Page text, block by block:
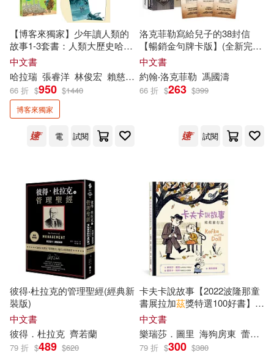
錢基博(23)
（美）馬克·布朗(23)
H.P.洛夫克拉夫特(22)
世一編輯部(22)
國立臺灣博物館學刊編輯委員(22)
幼福編輯部(22) 梁劍麗(22)
浦沢直樹(22) 編輯部(22)
藤田和日郎(22)
（法）巴爾扎克(22)
二十一世紀出版社(182)
親子天下(180)
未來出版社(179)
環球 Blue Note(179)
harmonia mundi(177)
延邊大學出版社(176)
接力出版社(176)
ベルハウス(173)
【博客來獨家】少年讀人類的
故事1-3套書：人類大歷史哈拉
瑞給少年的力作，贈時空旅人
資料夾(培養思辨、國際觀、
SDGs意識)
中文書
哈拉瑞 張睿洋 林俊宏 賴慈芸 理察．札普拉那．路易
66 折 $950 $1440
博客來獨家
電 試閱
洛克菲勒寫給兒子的38封信
【暢銷金句牌卡版】(全新完整
譯本)隨書附贈52張「金句能量
卡」
中文書
約翰‧洛克菲勒 馮國濤
66 折 $263 $399
試閱
彼得‧杜拉克的管理聖經(經典新
裝版)
中文書
彼得．杜拉克 齊若蘭
79 折 $489 $620
卡夫卡說故事【2022波隆那童
書展拉加茲獎特選100好書】
(二版)(贈插畫小卡)
中文書
樂瑞莎．圖里 海狗房東 蕾貝卡．格林
79 折 $300 $380